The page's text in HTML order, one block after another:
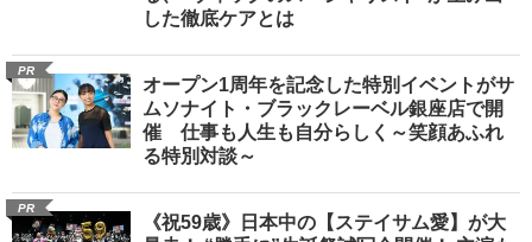
した徹底ケアとは
PR
オープン1周年を記念した特別イベントがサ
ムソナイト・ブラックレーベル銀座店で開
催 仕事も人生も自分らしく～笑顔あふれ
る特別対談～
PR
《祝59歳》日本中の【ステイサム愛】が大